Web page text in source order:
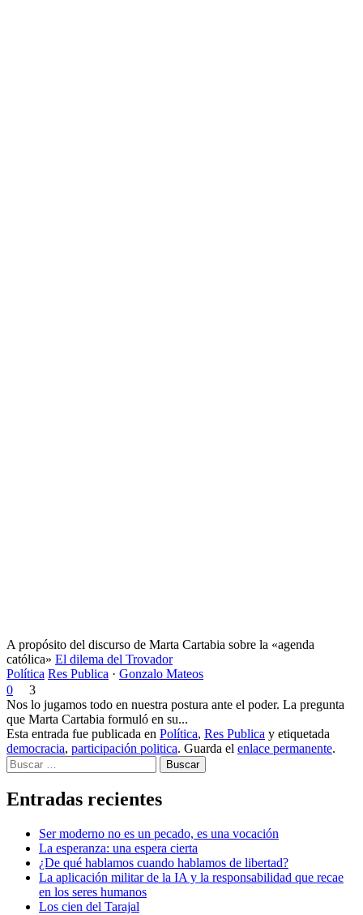
A propósito del discurso de Marta Cartabia sobre la «agenda
católica» El dilema del Trovador
Política Res Publica · Gonzalo Mateos
0
3
Nos lo jugamos todo en nuestra postura ante el poder. La pregunta
que Marta Cartabia formuló en su...
Esta entrada fue publicada en Política, Res Publica y etiquetada
democracia, participación politica. Guarda el enlace permanente.
Buscar
Entradas recientes
Ser moderno no es un pecado, es una vocación
La esperanza: una espera cierta
¿De qué hablamos cuando hablamos de libertad?
La aplicación militar de la IA y la responsabilidad que recae
en los seres humanos
Los cien del Tarajal